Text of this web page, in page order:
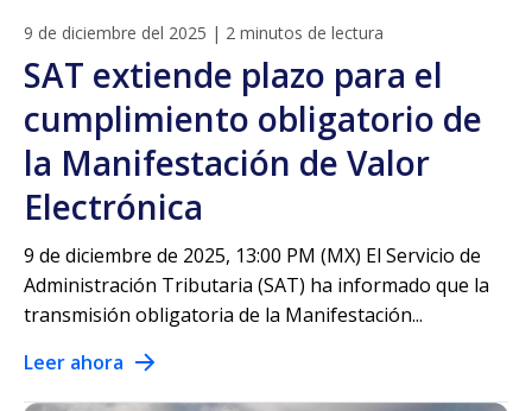
9 de diciembre del 2025 | 2 minutos de lectura
SAT extiende plazo para el
cumplimiento obligatorio de
la Manifestación de Valor
Electrónica
9 de diciembre de 2025, 13:00 PM (MX) El Servicio de
Administración Tributaria (SAT) ha informado que la
transmisión obligatoria de la Manifestación...
Leer ahora